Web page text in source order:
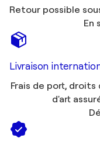
Retour possible
En
Livraison
Frais de port,
d'art